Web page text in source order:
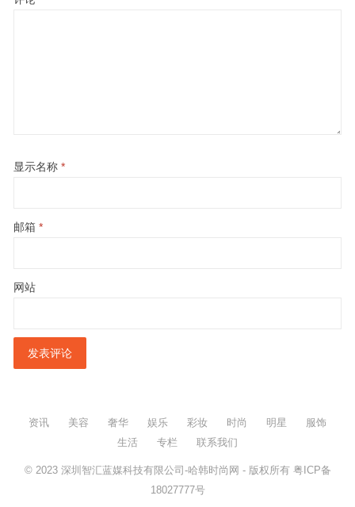
显示名称 *
邮箱 *
网站
资讯 美容 奢华 娱乐 彩妆 时尚 明星
服饰
生活
专栏 联系我们
© 2023 深圳智汇蓝媒科技有限公司-哈韩时尚网 - 版权所有 粤ICP备
18027777号